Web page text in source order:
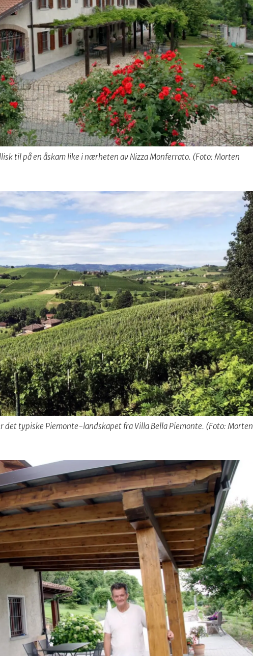
til på en åskam like i nærheten av Nizza Monferrato. (Foto: Morten
det typiske Piemonte-landskapet fra Villa Bella Piemonte. (Foto: Morten